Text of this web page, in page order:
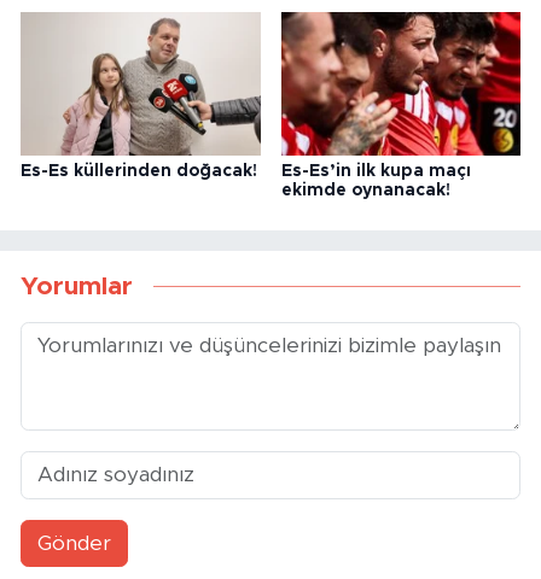
Es-Es küllerinden doğacak!
Es-Es’in ilk kupa maçı
ekimde oynanacak!
Yorumlar
Gönder